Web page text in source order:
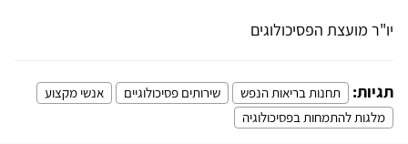
יו"ר מועצת הפסיכולוגים
תגיות: תחנות בריאות הנפש שירותים פסיכולוגיים
אנשי מקצוע
מלגות להתמחות בפסיכולוגיה